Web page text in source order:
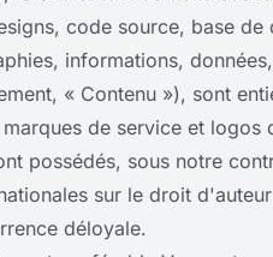
code source, base
informations,
« Contenu »), sont
de service et
possédés, sous notre
sur le droit
déloyale.